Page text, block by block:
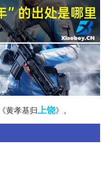
黄孝基归上饶》。